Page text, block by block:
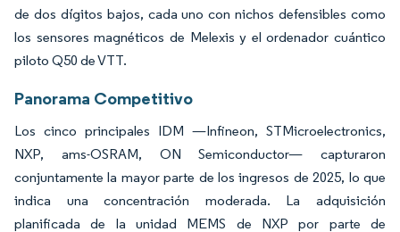
de dos dígitos bajos, cada uno con nichos defensibles como
los sensores magnéticos de Melexis y el ordenador cuántico
piloto Q50 de VTT.
Panorama Competitivo
Los cinco principales IDM —Infineon, STMicroelectronics,
NXP, ams-OSRAM, ON Semiconductor— capturaron
conjuntamente la mayor parte de los ingresos de 2025, lo que
indica una concentración moderada. La adquisición
planificada de la unidad MEMS de NXP por parte de